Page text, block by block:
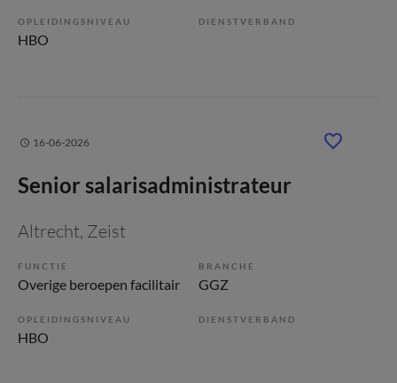
OPLEIDINGSNIVEAU
HBO
DIENSTVERBAND
16-06-2026
Senior salarisadministrateur
Altrecht, Zeist
FUNCTIE
Overige beroepen facilitair
BRANCHE
GGZ
OPLEIDINGSNIVEAU
HBO
DIENSTVERBAND